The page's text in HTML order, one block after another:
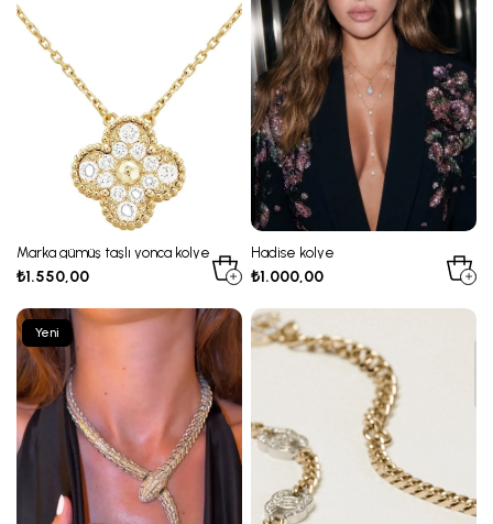
Marka gümüş taşlı yonca kolye
₺1.550,00
Hadise kolye
₺1.000,00
Yeni
Ürün